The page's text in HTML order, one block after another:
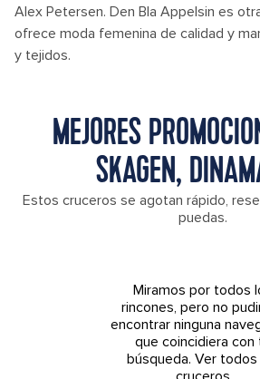
Alex Petersen. Den Bla Appelsin es
ofrece moda femenina de calidad y
y tejidos.
MEJORES
SKAGEN,
Estos cruceros se agotan rápido,
puedas.
Miramos por todos
rincones, pero no
encontrar ninguna
que coincidiera con
búsqueda. Ver todos